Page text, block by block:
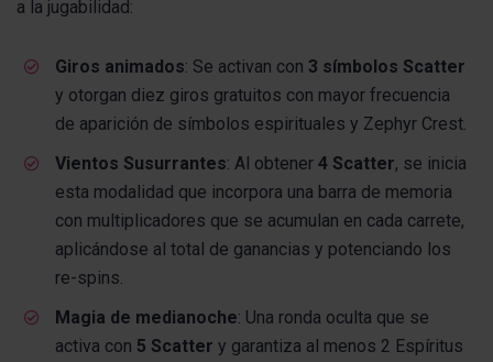
a la jugabilidad:
Giros animados: Se activan con 3 símbolos Scatter
y otorgan diez giros gratuitos con mayor frecuencia
de aparición de símbolos espirituales y Zephyr Crest.
Vientos Susurrantes: Al obtener 4 Scatter, se inicia
esta modalidad que incorpora una barra de memoria
con multiplicadores que se acumulan en cada carrete,
aplicándose al total de ganancias y potenciando los
re-spins.
Magia de medianoche: Una ronda oculta que se
activa con 5 Scatter y garantiza al menos 2 Espíritus